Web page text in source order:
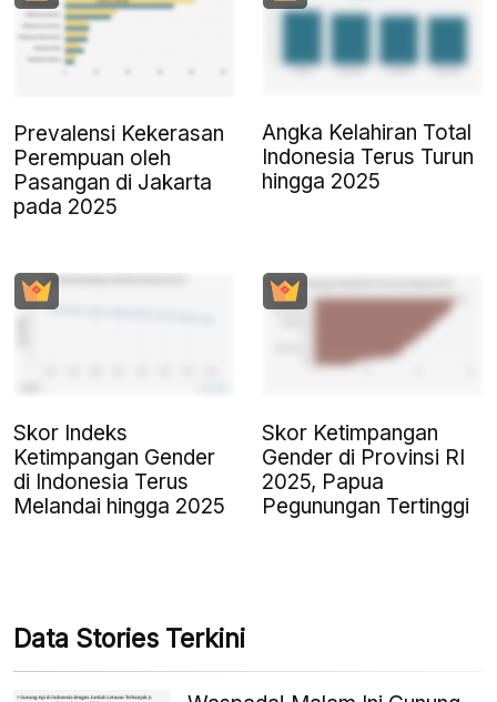
Prevalensi Kekerasan
Perempuan oleh
Pasangan di Jakarta
pada 2025
Angka Kelahiran Total
Indonesia Terus Turun
hingga 2025
Skor Indeks
Ketimpangan Gender
di Indonesia Terus
Melandai hingga 2025
Skor Ketimpangan
Gender di Provinsi RI
2025, Papua
Pegunungan Tertinggi
Data Stories Terkini